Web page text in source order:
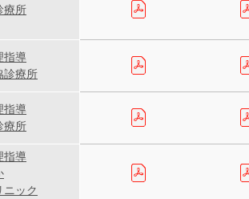
療所
指導
診療所
指導
療所
指導
ニック